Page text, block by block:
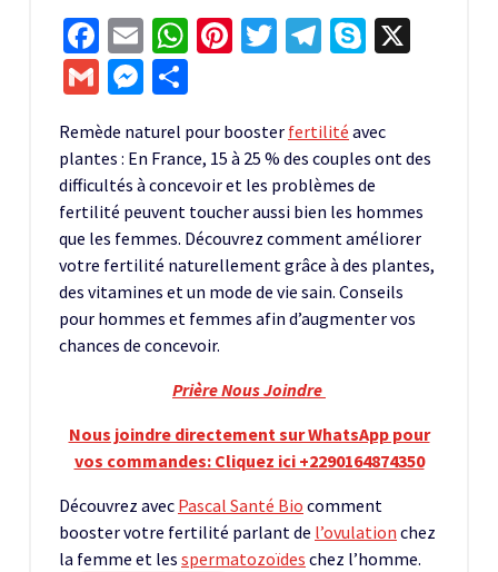
Facebook
EmailWhatsApp
Pinterest
Twitter
Telegram
Skype
GmailMessenger
Remède naturel pour booster fertilité avec
plantes : En France, 15 à 25 % des couples ont des
difficultés à concevoir et les problèmes de
fertilité peuvent toucher aussi bien les hommes
que les femmes. Découvrez comment améliorer
votre fertilité naturellement grâce à des plantes,
des vitamines et un mode de vie sain. Conseils
pour hommes et femmes afin d’augmenter vos
chances de concevoir.
Prière Nous Joindre
Nous joindre directement sur WhatsApp pour
vos commandes: Cliquez ici +2290164874350
Découvrez avec Pascal Santé Bio comment
booster votre fertilité parlant de l’ovulation chez
la femme et les spermatozoïdes chez l’homme.